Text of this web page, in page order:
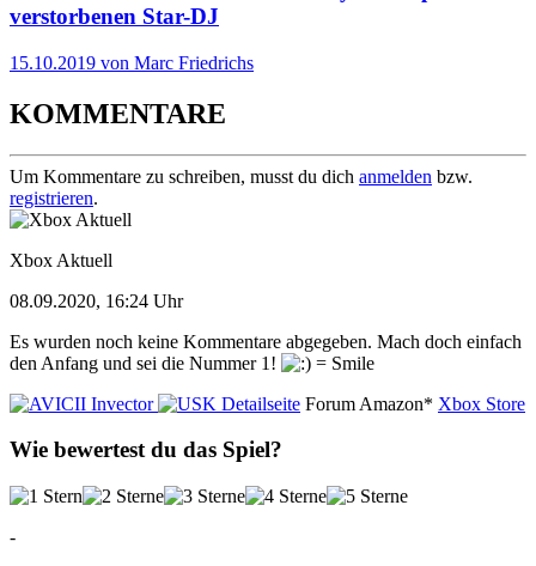
verstorbenen Star-DJ
15.10.2019 von Marc Friedrichs
KOMMENTARE
Um Kommentare zu schreiben, musst du dich anmelden bzw.
registrieren.
Xbox Aktuell
08.09.2020, 16:24 Uhr
Es wurden noch keine Kommentare abgegeben. Mach doch einfach
den Anfang und sei die Nummer 1!
Detailseite Forum Amazon* Xbox Store
Wie bewertest du das Spiel?
-